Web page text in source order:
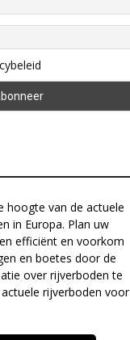
hoogte van de actuele
in Europa. Plan uw
efficiënt en voorkom
en boetes door de
over rijverboden te
rijverboden voor